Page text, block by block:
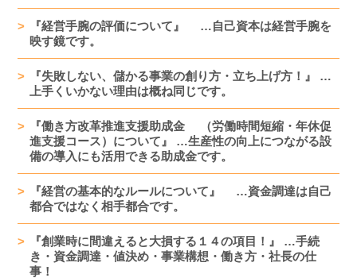
『経営手腕の評価について』 …自己資本は経営手腕を
映す鏡です。
『失敗しない、儲かる事業の創り方・立ち上げ方！』 …
上手くいかない理由は概ね同じです。
『働き方改革推進支援助成金 （労働時間短縮・年休促
進支援コース）について』 …生産性の向上につながる設
備の導入にも活用できる助成金です。
『経営の基本的なルールについて』 …資金調達は自己
都合ではなく相手都合です。
『創業時に間違えると大損する１４の項目！』 …手続
き・資金調達・値決め・事業構想・働き方・社長の仕
事！